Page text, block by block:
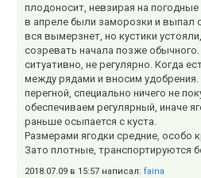
плодоносит, невзирая на
в апреле были заморозки и выпал
вся вымерзнет, но кустики
созревать начала позже
ситуативно, не регулярно. Когда
между рядами и вносим
перегной, специально ничего не
обеспечиваем регулярный, иначе
раньше осыпается с куста.
Размерами ягодки средние, особо
Зато плотные, транспортируются
2018.07.09 в 15:57 написал: faina